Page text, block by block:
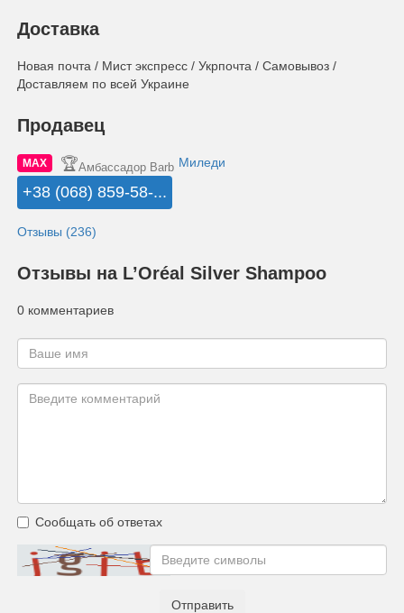
Доставка
Новая почта / Мист экспресс / Укрпочта / Самовывоз /
Доставляем по всей Украине
Продавец
MAX 🏆Амбассадор Barb Миледи
+38 (068) 859-58-...
Отзывы (236)
Отзывы на L’Oréal Silver Shampoo
0 комментариев
Сообщать об ответах
Отправить